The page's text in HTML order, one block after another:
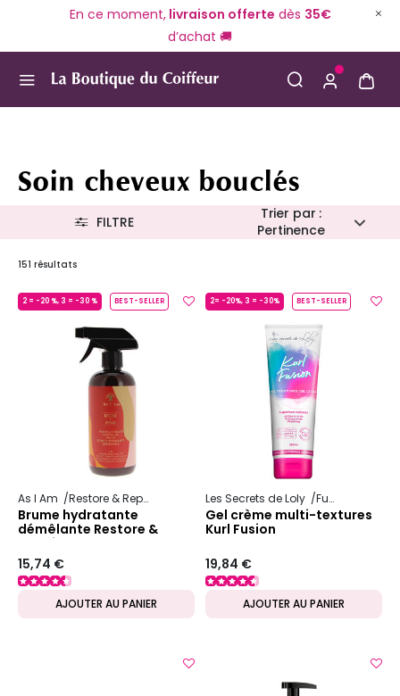
En ce moment,livraison offerte dès 35€
d’achat 🚚
Soin cheveux bouclés
Trier par :
Pertinence
FILTRE
151 résultats
2 = -20 %, 3 = -30 % BEST-SELLER
As I Am Restore & Repair JBCO
Brume hydratante
démêlante Restore &
Repair JBCO
15,74 €
AJOUTER AU PANIER
2= -20%, 3 = -30% BEST-SELLER
Les Secrets de Loly Fusion
Gel crème multi-textures
Kurl Fusion
19,84 €
AJOUTER AU PANIER